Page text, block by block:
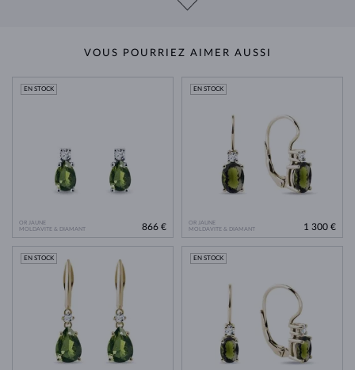
VOUS POURRIEZ AIMER AUSSI
OR JAUNE
MOLDAVITE & DIAMANT
EN STOCK
866 €
OR JAUNE
MOLDAVITE & DIAMANT
EN STOCK
1 300 €
EN STOCK EN STOCK